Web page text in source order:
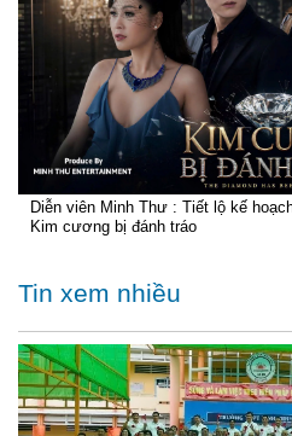
Diễn viên Minh Thư : Tiết lộ kế
Kim cương bị đánh tráo
Tin xem nhiều